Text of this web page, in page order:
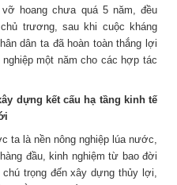
hoang chưa quá 5 năm, đều
trương, sau khi cuộc kháng
dân ta đã hoàn toàn thắng lợi
một năm cho các hợp tác
dựng kết cấu hạ tầng kinh tế
ta là nền nông nghiệp lúa nước,
đầu, kinh nghiệm từ bao đời
trọng đến xây dựng thủy lợi,